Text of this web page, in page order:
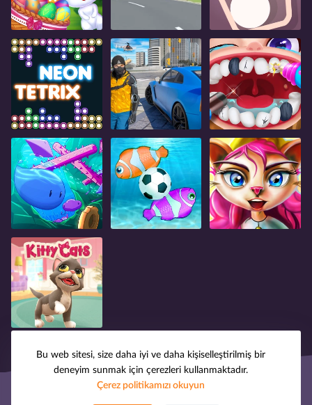
© 2008-2025 oyuntak.com. Tüm hakları saklıdır.
Bu web sitesi, size daha iyi ve daha kişiselleştirilmiş bir
deneyim sunmak için çerezleri kullanmaktadır.
Çerez politikamızı okuyun